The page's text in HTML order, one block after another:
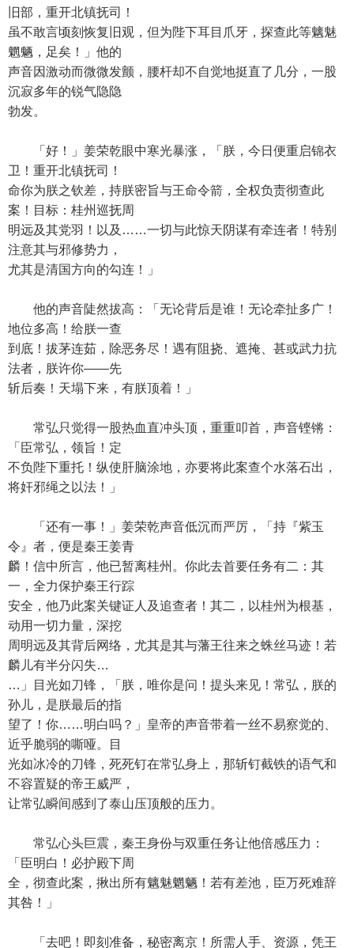
旧部，重开北镇抚司！
虽不敢言顷刻恢复旧观，但为陛下耳目爪牙，探查此等魑魅
魍魉，足矣！」他的
声音因激动而微微发颤，腰杆却不自觉地挺直了几分，一股
沉寂多年的锐气隐隐
勃发。
「好！」姜荣乾眼中寒光暴涨，「朕，今日便重启锦衣
卫！重开北镇抚司！
命你为朕之钦差，持朕密旨与王命令箭，全权负责彻查此
案！目标：桂州巡抚周
明远及其党羽！以及……一切与此惊天阴谋有牵连者！特别
注意其与邪修势力，
尤其是清国方向的勾连！」
他的声音陡然拔高：「无论背后是谁！无论牵扯多广！
地位多高！给朕一查
到底！拔茅连茹，除恶务尽！遇有阻挠、遮掩、甚或武力抗
法者，朕许你——先
斩后奏！天塌下来，有朕顶着！」
常弘只觉得一股热血直冲头顶，重重叩首，声音铿锵：
「臣常弘，领旨！定
不负陛下重托！纵使肝脑涂地，亦要将此案查个水落石出，
将奸邪绳之以法！」
「还有一事！」姜荣乾声音低沉而严厉，「持『紫玉
令』者，便是秦王姜青
麟！信中所言，他已暂离桂州。你此去首要任务有二：其
一，全力保护秦王行踪
安全，他乃此案关键证人及追查者！其二，以桂州为根基，
动用一切力量，深挖
周明远及其背后网络，尤其是其与藩王往来之蛛丝马迹！若
麟儿有半分闪失…
…」目光如刀锋，「朕，唯你是问！提头来见！常弘，朕的
孙儿，是朕最后的指
望了！你……明白吗？」皇帝的声音带着一丝不易察觉的、
近乎脆弱的嘶哑。目
光如冰冷的刀锋，死死钉在常弘身上，那斩钉截铁的语气和
不容置疑的帝王威严，
让常弘瞬间感到了泰山压顶般的压力。
常弘心头巨震，秦王身份与双重任务让他倍感压力：
「臣明白！必护殿下周
全，彻查此案，揪出所有魑魅魍魉！若有差池，臣万死难辞
其咎！」
「去吧！即刻准备，秘密离京！所需人手、资源，凭王